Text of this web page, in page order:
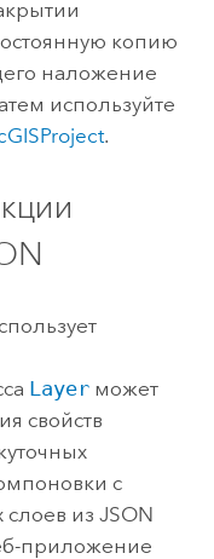
копию
наложение
используйте
.
Layerможет
свойств
с
из JSON
приложение